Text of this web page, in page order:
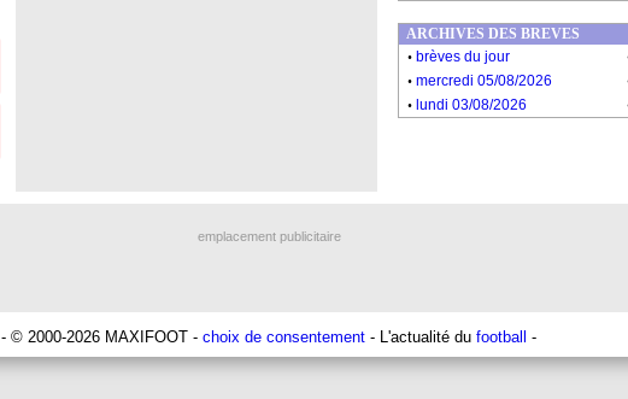
06/06 Lyon: bonne nouvelle pour Aouar
06/06 Pologne: pas de Mondial pour
Liste des brèves du mar. 5 juin
ARCHIVES DES BREVES
. brèves du jour
. mercredi 05/08/2026
. lundi 03/08/2026
emplacement publicitaire
- © 2000-2026 MAXIFOOT - choix de consentement - L'actualité du football -